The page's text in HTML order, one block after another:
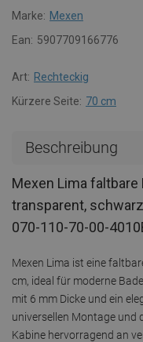
Marke: Mexen
Ean: 5907709166776
Art: Rechteckig
Kürzere Seite: 70 cm
Beschreibung
Mexen Lima
transparent,
070-110-70-00-
Mexen Lima ist eine
cm, ideal für moderne
mit 6 mm Dicke und ein
universellen Montage und
Kabine hervorragend an